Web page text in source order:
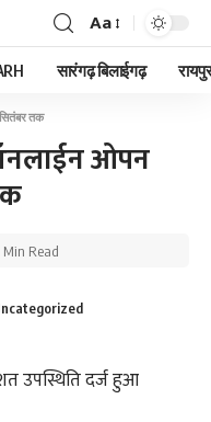
Aa
सारंगढ़ बिलाईगढ़
तक
ऑनलाईन ओपन
Min Read
उपस्थिति दर्ज हुआ